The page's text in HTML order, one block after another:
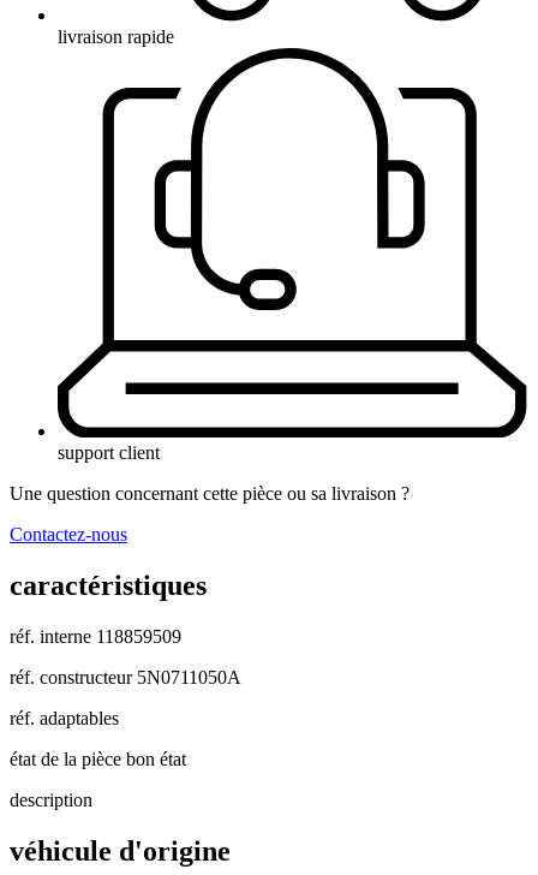
livraison rapide
support client
Une question concernant cette pièce ou sa livraison ?
Contactez-nous
caractéristiques
réf. interne 118859509
réf. constructeur 5N0711050A
réf. adaptables
état de la pièce bon état
description
véhicule d'origine